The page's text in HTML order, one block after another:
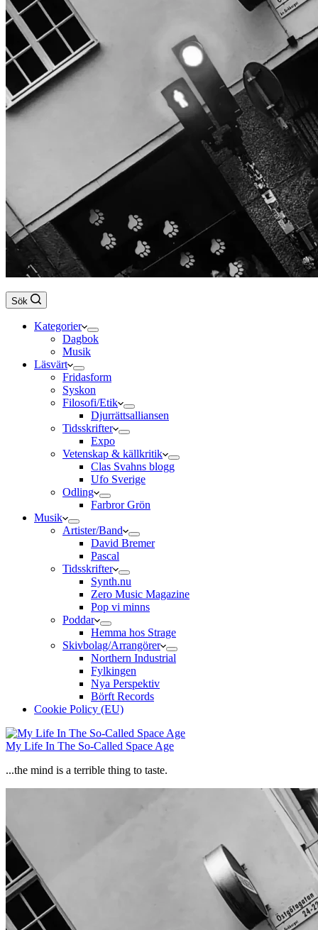
Sök
Kategorier
Dagbok
Musik
Läsvärt
Fridasform
Syskon
Filosofi/Etik
Djurrättsalliansen
Tidsskrifter
Expo
Vetenskap & källkritik
Clas Svahns blogg
Ufo Sverige
Odling
Farbror Grön
Musik
Artister/Band
David Bremer
Pascal
Tidsskrifter
Synth.nu
Zero Music Magazine
Pop vi minns
Poddar
Hemma hos Strage
Skivbolag/Arrangörer
Northern Industrial
Fylkingen
Nya Perspektiv
Börft Records
Cookie Policy (EU)
My Life In The So-Called Space Age
...the mind is a terrible thing to taste.